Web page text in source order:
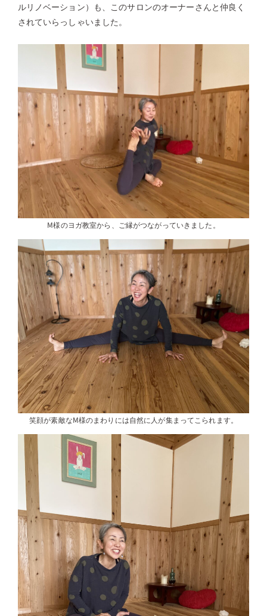
ルリノベーション）も、このサロンのオーナーさんと仲良く
されていらっしゃいました。
M様のヨガ教室から、ご縁がつながっていきました。
笑顔が素敵なM様のまわりには自然に人が集まってこられます。